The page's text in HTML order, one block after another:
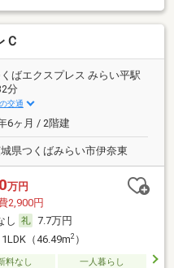
Ｃ
ばエクスプレス みらい平駅
分
交通
6ヶ月 / 2階建
県つくばみらい市伊奈東
万円
2,900円
し
7.7万円
（46.49m2）
料なし
一人暮らし